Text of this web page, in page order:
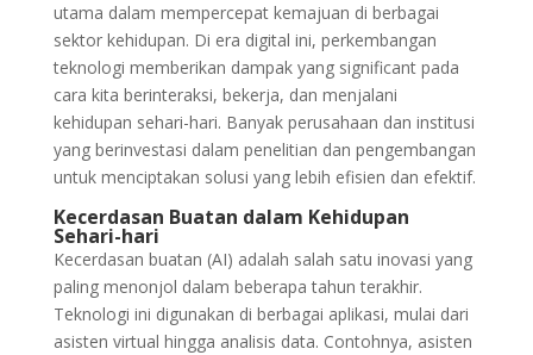
utama dalam mempercepat kemajuan di berbagai
sektor kehidupan. Di era digital ini, perkembangan
teknologi memberikan dampak yang significant pada
cara kita berinteraksi, bekerja, dan menjalani
kehidupan sehari-hari. Banyak perusahaan dan institusi
yang berinvestasi dalam penelitian dan pengembangan
untuk menciptakan solusi yang lebih efisien dan efektif.
Kecerdasan Buatan dalam Kehidupan
Sehari-hari
Kecerdasan buatan (AI) adalah salah satu inovasi yang
paling menonjol dalam beberapa tahun terakhir.
Teknologi ini digunakan di berbagai aplikasi, mulai dari
asisten virtual hingga analisis data. Contohnya, asisten